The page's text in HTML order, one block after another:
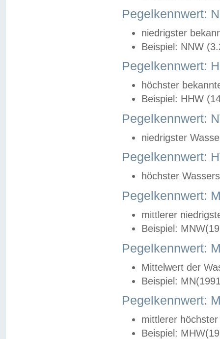
Pegelkennwert:
niedrigster
Beispiel: NNW
Pegelkennwert:
höchster
Beispiel: HHW
Pegelkennwert:
niedrigster
Pegelkennwert:
höchster
Pegelkennwert:
mittlerer
Beispiel:
Pegelkennwert:
Mittelwert der
Beispiel:
Pegelkennwert:
mittlerer
Beispiel: